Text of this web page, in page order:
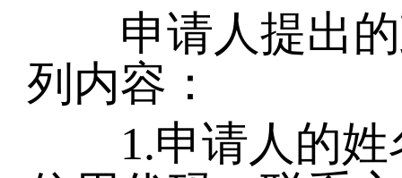
申请人提出的
列内容：
1.申请人的姓